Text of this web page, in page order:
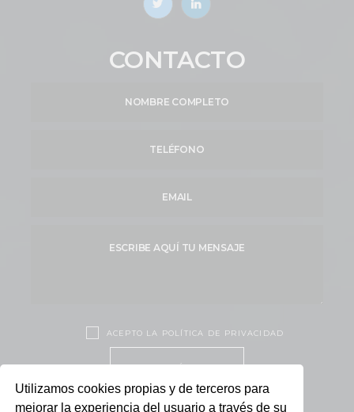
Utilizamos cookies propias y de terceros para
mejorar la experiencia del usuario a través de su
CONTACTO
ACEPTO LA POLÍTICA DE PRIVACIDAD
ENVÍAR